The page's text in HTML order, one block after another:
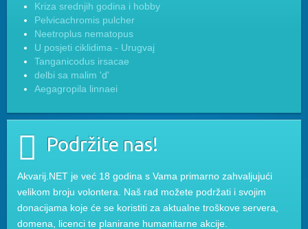
Kriza srednjih godina i hobby
Pelvicachromis pulcher
Neetroplus nematopus
U posjeti ciklidima - Urugvaj
Tanganicodus irsacae
delbi sa malim 'd'
Aegagropila linnaei
Podržite nas!
Akvarij.NET je već 18 godina s Vama primarno zahvaljujući
velikom broju volontera. Naš rad možete podržati i svojim
donacijama koje će se koristiti za aktualne troškove servera,
domena, licenci te planirane humanitarne akcije.